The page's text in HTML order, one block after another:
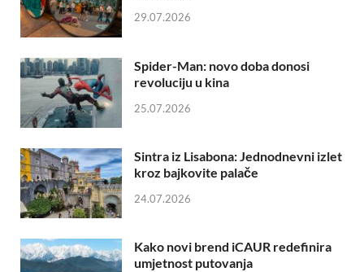
29.07.2026
Spider-Man: novo doba donosi
revoluciju u kina
25.07.2026
Sintra iz Lisabona: Jednodnevni izlet
kroz bajkovite palače
24.07.2026
Kako novi brend iCAUR redefinira
umjetnost putovanja